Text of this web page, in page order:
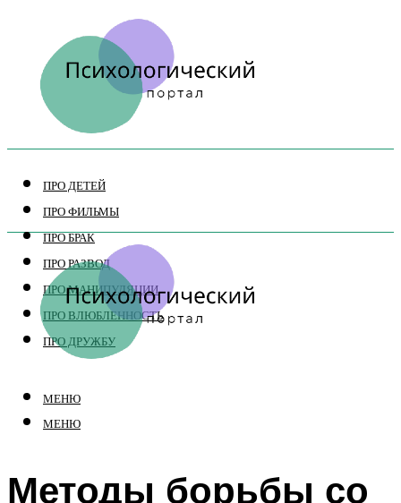
ПРО ДЕТЕЙ
ПРО ФИЛЬМЫ
ПРО БРАК
ПРО РАЗВОД
ПРО МАНИПУЛЯЦИИ
ПРО ВЛЮБЛЕННОСТЬ
ПРО ДРУЖБУ
МЕНЮ
МЕНЮ
Методы борьбы со